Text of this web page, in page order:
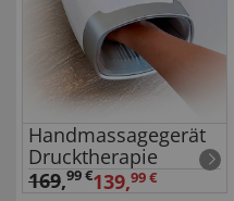
Handmassagegerät
Drucktherapie
169,99 €139,99 €